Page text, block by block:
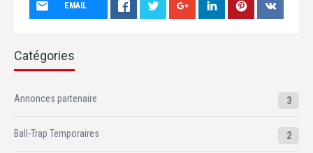
EMAIL
Catégories
Annonces partenaire 3
Ball-Trap Temporaires 2